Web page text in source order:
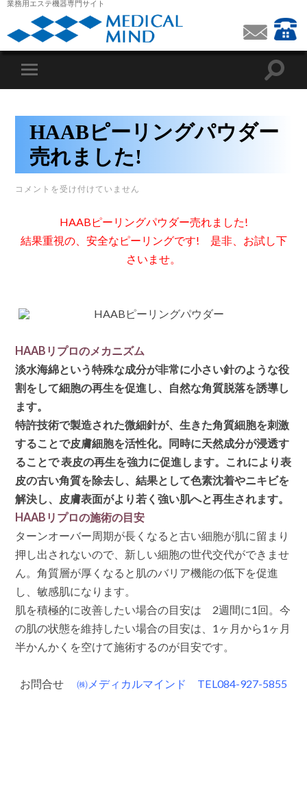
業務用エステ機器専門サイト
HAABピーリングパウダー
売れました!
HAAB
グ
れ
た!
コメントを受け付けていません
HAABピーリングパウダー売れました!
結果重視の、安全なピーリングです! 是非、お試し下
さいませ。
HAABリプロのメカニズム
淡水海綿という特殊な成分が非常に小さい針のような役
割をして細胞の再生を促進し、自然な角質脱落を誘導し
ます。
特許技術で製造された微細針が、生きた角質細胞を刺激
することで皮膚細胞を活性化。同時に天然成分が浸透す
ることで 表皮の再生を強力に促進します。これにより表
皮の古い角質を除去し、結果として色素沈着やニキビを
解決し、皮膚表面がより若く強い肌へと再生されます。
HAABリプロの施術の目安
ターンオーバー周期が長くなると古い細胞が肌に留まり
押し出されないので、新しい細胞の世代交代ができませ
ん。角質層が厚くなると肌のバリア機能の低下を促進
し、敏感肌になります。
肌を積極的に改善したい場合の目安は 2週間に1回。今
の肌の状態を維持したい場合の目安は、1ヶ月から1ヶ月
半かんかくを空けて施術するのが目安です。
お問合せ ㈱メディカルマインド TEL084-927-5855